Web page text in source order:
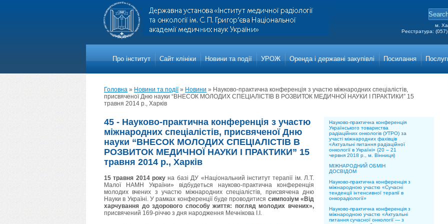
м.
Реєстратура:
Main
Про iнститут Сайт клініки Новини та події УРОЖ Оренда і державні закупівлі Посилання
Головна » Новини та події» Новини » Науково-практична конференція з участю міжнародних спеціалістів,
присвяченої Дню науки “ВНЕСОК МОЛОДИХ СПЕЦІАЛІСТІВ В РОЗВИТОК МЕДИЧНОЇ НАУКИ І ПРАКТИКИ” 15
травня 2014 р., Харків
Науково-практична конференція
Українського товариства
радіаційних онкологів (УТРО) за
участі міжнародних фахівців
«Актуальні питання радіаційної
онкології в Україні» (20 – 21
червня 2018 р., м. Вінниця)
МІЖНАРОДНИЙ ОБМІН
ДОСВІДОМ
Науково-практична конференція з
міжнародною участю «Сучасні
тенденції інтенсивної терапії в
онкорадіології»
Науково-практична конференція з
міжнародною участю «Актуальні
питання сучасної онкології — з
45 - Науково-практична конференція з участю
міжнародних спеціалістів, присвяченої Дню
науки “ВНЕСОК МОЛОДИХ СПЕЦІАЛІСТІВ В
РОЗВИТОК МЕДИЧНОЇ НАУКИ І ПРАКТИКИ” 15
травня 2014 р., Харків
15 травня 2014 року на базі ДУ «Національний інститут терапії ім. Л.Т.
Малої НАМН України» відбудеться науково-практична конференція
молодих вчених з участю міжнародних спеціалістів, присвячена дню
Науки в Україні. У рамках конференції буде проводитися симпозіум « Від
харчування до здорового способу життя: погляд молодих вчених»,
присвячений 169-річчю з дня народження Мечнікова І.І.